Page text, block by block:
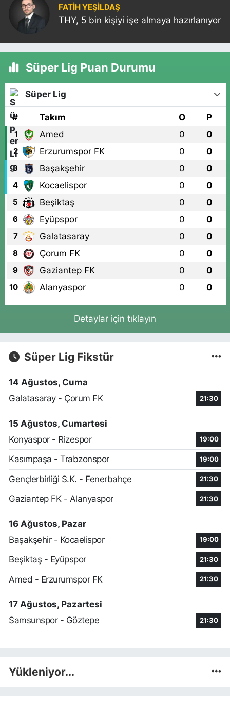
FATIH YEŞİLDAŞ
THY, 5 bin kişiyi işe almaya hazırlanıyor
Süper Lig Puan Durumu
Süper Lig
# Takım O P
1 Amed 0 0
2 Erzurumspor FK 0 0
3 Başakşehir 0 0
4 Kocaelispor 0 0
5 Beşiktaş 0 0
6 Eyüpspor 0 0
7 Galatasaray 0 0
8 Çorum FK 0 0
9 Gaziantep FK 0 0
10 Alanyaspor 0 0
Detaylar için tıklayın
Süper Lig Fikstür
14 Ağustos, Cuma
Galatasaray - Çorum FK
21:30
15 Ağustos, Cumartesi
Konyaspor - Rizespor
19:00
Kasımpaşa - Trabzonspor 19:00
Gençlerbirliği S.K. - Fenerbahçe 21:30
Gaziantep FK - Alanyaspor 21:30
16 Ağustos, Pazar
Başakşehir - Kocaelispor
19:00
Beşiktaş - Eyüpspor 21:30
Amed - Erzurumspor FK 21:30
17 Ağustos, Pazartesi
Samsunspor - Göztepe
21:30
Yükleniyor...